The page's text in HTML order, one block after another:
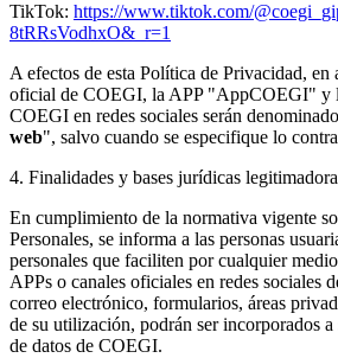
TikTok: https://www.tiktok.com/
8tRRsVodhxO&_r=1
A efectos de esta Política de Privacidad, en
oficial de COEGI, la APP "AppCOEGI" y
COEGI en redes sociales serán
web", salvo cuando se especifique lo
4. Finalidades y bases jurídicas
En cumplimiento de la normativa vigente
Personales, se informa a las personas
personales que faciliten por cualquier
APPs o canales oficiales en redes sociales
correo electrónico, formularios, áreas
de su utilización, podrán ser incorporados a
de datos de COEGI.